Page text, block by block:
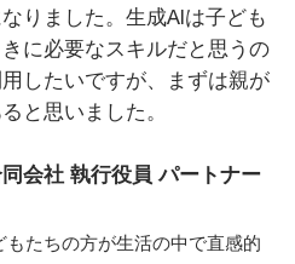
りました。生成AIは子ども
に必要なスキルだと思うの
したいですが、まずは親が
と思いました。
会社 執行役員 パートナー
たちの方が生活の中で直感的